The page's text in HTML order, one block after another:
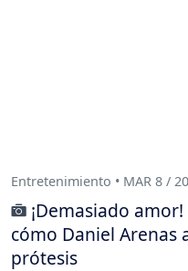
Entretenimiento • MAR 8 /
¡Demasiado
cómo Daniel Arenas
prótesis